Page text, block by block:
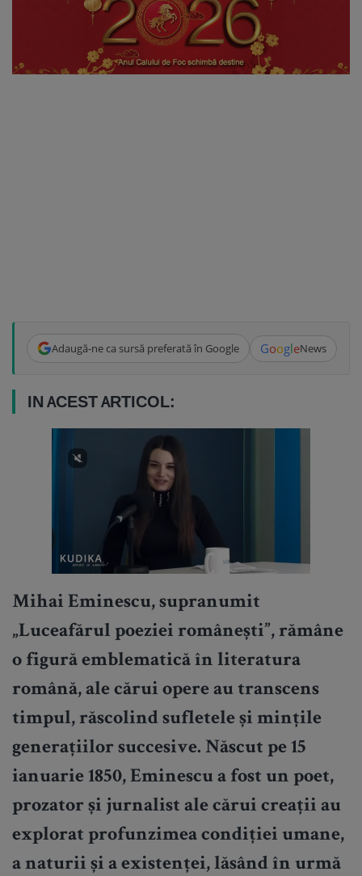
Adaugă-ne ca sursă preferată în Google GoogleNews
IN ACEST ARTICOL:
Mihai Eminescu, supranumit
„Luceafărul poeziei românești”, rămâne
o figură emblematică în literatura
română, ale cărui opere au transcens
timpul, răscolind sufletele și mințile
generațiilor succesive. Născut pe 15
ianuarie 1850, Eminescu a fost un poet,
prozator și jurnalist ale cărui creații au
explorat profunzimea condiției umane,
a naturii și a existenței, lăsând în urmă